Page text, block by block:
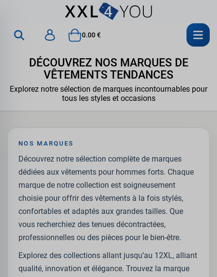
0.00 €
DÉCOUVREZ NOS MARQUES DE
VÊTEMENTS TENDANCES
Explorez notre sélection de marques incontournables pour
tous les styles et occasions
NOS MARQUES
Découvrez notre sélection complète de marques
dédiées aux vêtements pour hommes forts. Chaque
marque de notre collection est soigneusement
choisie pour offrir des vêtements à la fois stylés,
confortables et adaptés aux grandes tailles. Que
vous recherchiez des tenues décontractées,
professionnelles ou des pièces pour le bien-être.
Explorez des collections allant jusqu’au 12XL, alliant
qualité, innovation et élégance. Trouvez la marque